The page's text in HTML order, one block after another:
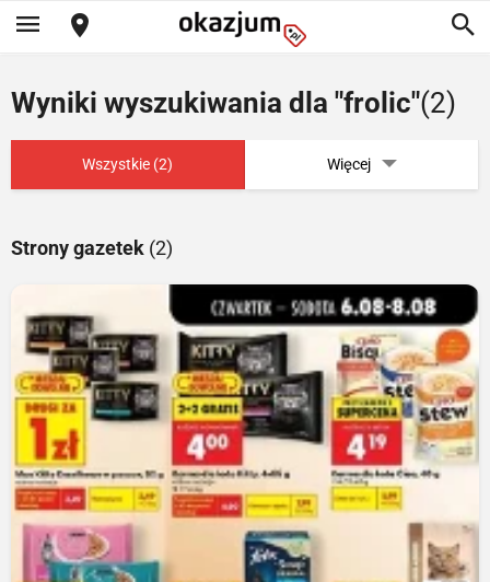
Wyniki wyszukiwania dla "frolic"(2)
Wszystkie (2) Więcej
Strony gazetek (2)